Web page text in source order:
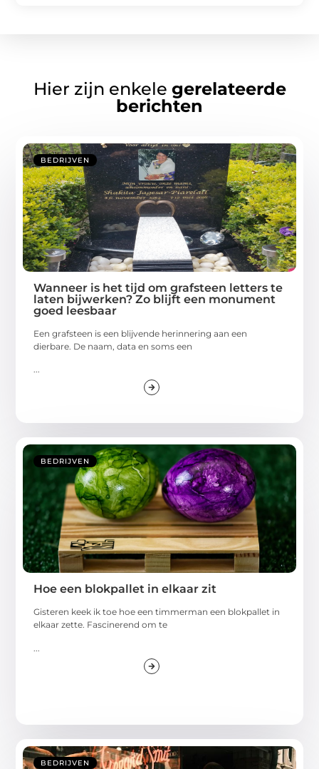
Hier zijn enkele gerelateerde
berichten
BEDRIJVEN
Wanneer is het tijd om grafsteen letters te
laten bijwerken? Zo blijft een monument
goed leesbaar
Een grafsteen is een blijvende herinnering aan een
dierbare. De naam, data en soms een
...
BEDRIJVEN
Hoe een blokpallet in elkaar zit
Gisteren keek ik toe hoe een timmerman een blokpallet in
elkaar zette. Fascinerend om te
BEDRIJVEN